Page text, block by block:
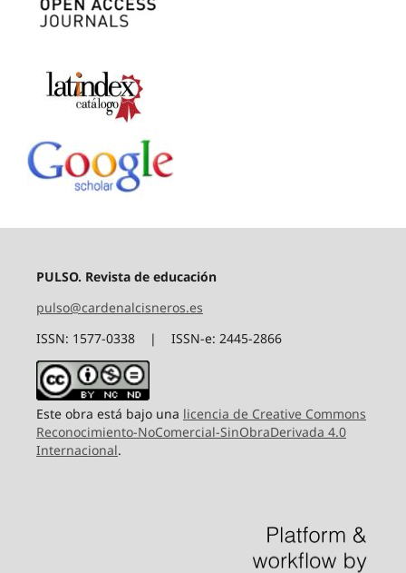
PULSO. Revista de educación
pulso@cardenalcisneros.es
ISSN: 1577-0338 | ISSN-e: 2445-2866
Este obra está bajo una licencia de Creative Commons
Reconocimiento-NoComercial-SinObraDerivada 4.0
Internacional.